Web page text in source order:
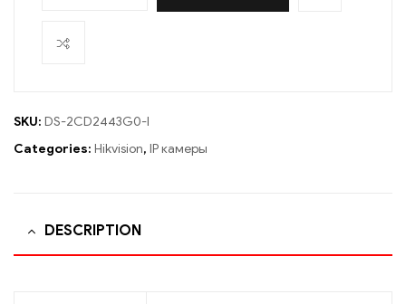
SKU: DS-2CD2443G0-I
Categories: Hikvision, IP камеры
DESCRIPTION